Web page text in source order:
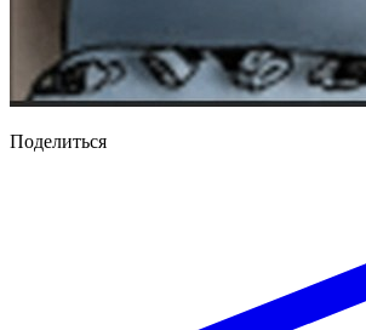
Поделиться